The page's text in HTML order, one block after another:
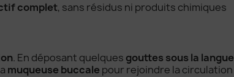
complet, sans résidus ni produits chimiques
. En déposant quelques gouttes sous la langue
muqueuse buccale pour rejoindre la circulation